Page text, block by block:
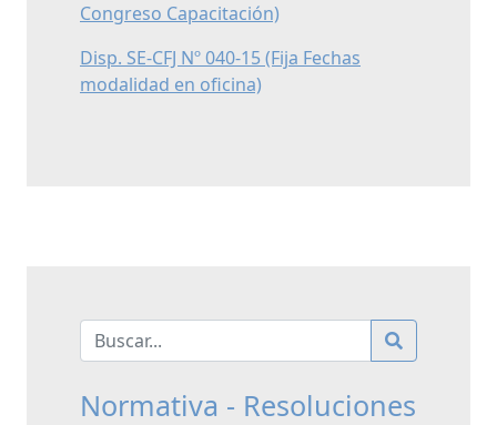
Congreso Capacitación)
Disp. SE-CFJ Nº 040-15 (Fija Fechas
modalidad en oficina)
Normativa - Resoluciones